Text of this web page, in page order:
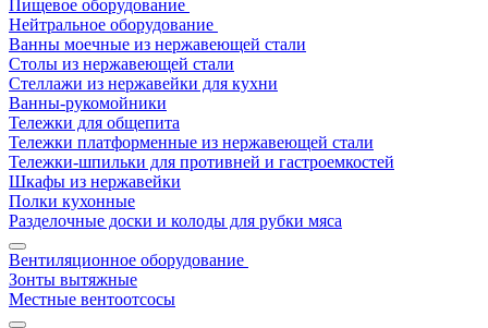
Пищевое оборудование
Нейтральное оборудование
Ванны моечные из нержавеющей стали
Столы из нержавеющей стали
Стеллажи из нержавейки для кухни
Ванны-рукомойники
Тележки для общепита
Тележки платформенные из нержавеющей стали
Тележки-шпильки для противней и гастроемкостей
Шкафы из нержавейки
Полки кухонные
Разделочные доски и колоды для рубки мяса
Вентиляционное оборудование
Зонты вытяжные
Местные вентоотсосы